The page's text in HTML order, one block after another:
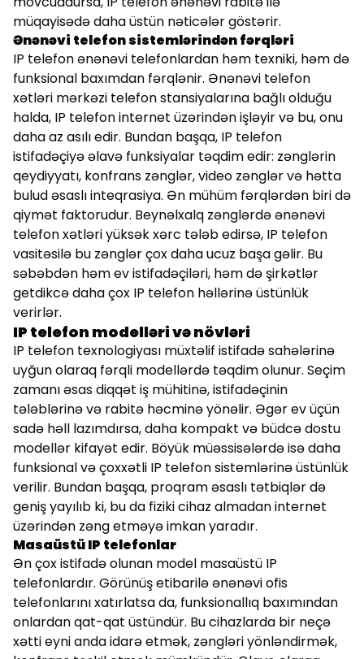
müqayisədə daha üstün nəticələr göstərir.
Ənənəvi telefon sistemlərindən fərqləri
IP telefon ənənəvi telefonlardan həm texniki, həm də
funksional baxımdan fərqlənir. Ənənəvi telefon
xətləri mərkəzi telefon stansiyalarına bağlı olduğu
halda, IP telefon internet üzərindən işləyir və bu, onu
daha az asılı edir. Bundan başqa, IP telefon
istifadəçiyə əlavə funksiyalar təqdim edir: zənglərin
qeydiyyatı, konfrans zənglər, video zənglər və hətta
bulud əsaslı inteqrasiya. Ən mühüm fərqlərdən biri də
qiymət faktorudur. Beynəlxalq zənglərdə ənənəvi
telefon xətləri yüksək xərc tələb edirsə, IP telefon
vasitəsilə bu zənglər çox daha ucuz başa gəlir. Bu
səbəbdən həm ev istifadəçiləri, həm də şirkətlər
getdikcə daha çox IP telefon həllərinə üstünlük
verirlər.
IP telefon modelləri və növləri
IP telefon texnologiyası müxtəlif istifadə sahələrinə
uyğun olaraq fərqli modellərdə təqdim olunur. Seçim
zamanı əsas diqqət iş mühitinə, istifadəçinin
tələblərinə və rabitə həcminə yönəlir. Əgər ev üçün
sadə həll lazımdırsa, daha kompakt və büdcə dostu
modellər kifayət edir. Böyük müəssisələrdə isə daha
funksional və çoxxətli IP telefon sistemlərinə üstünlük
verilir. Bundan başqa, proqram əsaslı tətbiqlər də
geniş yayılıb ki, bu da fiziki cihaz almadan internet
üzərindən zəng etməyə imkan yaradır.
Masaüstü IP telefonlar
Ən çox istifadə olunan model masaüstü IP
telefonlardır. Görünüş etibarilə ənənəvi ofis
telefonlarını xatırlatsa da, funksionallıq baxımından
onlardan qat-qat üstündür. Bu cihazlarda bir neçə
xətti eyni anda idarə etmək, zəngləri yönləndirmək,